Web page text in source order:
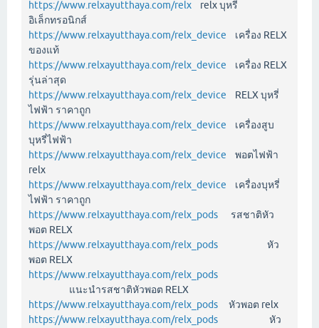
https://www.relxayutthaya.com/relx
relx บุหรี่
อิเล็กทรอนิกส์
https://www.relxayutthaya.com/relx_device
เครื่อง RELX
ของแท้
https://www.relxayutthaya.com/relx_device
เครื่อง RELX
รุ่นล่าสุด
https://www.relxayutthaya.com/relx_device
RELX บุหรี่
ไฟฟ้า ราคาถูก
https://www.relxayutthaya.com/relx_device
เครื่องสูบ
บุหรี่ไฟฟ้า
https://www.relxayutthaya.com/relx_device
พอตไฟฟ้า
relx
https://www.relxayutthaya.com/relx_device
เครื่องบุหรี่
ไฟฟ้า ราคาถูก
https://www.relxayutthaya.com/relx_pods รสชาติหัว
พอต RELX
https://www.relxayutthaya.com/relx_pods
หัว
พอต RELX
https://www.relxayutthaya.com/relx_pods
แนะนำรสชาติหัวพอต RELX
https://www.relxayutthaya.com/relx_pods หัวพอต relx
https://www.relxayutthaya.com/relx_pods
หัว